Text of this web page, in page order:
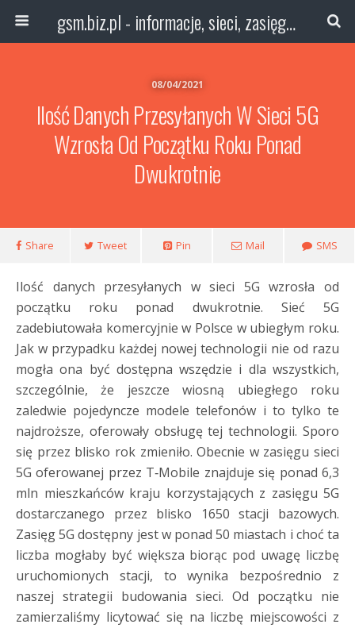
gsm.biz.pl - informacje, sieci, zasięg technologie
08/04/2021
Ilość Danych Przesyłanych W Sieci 5G
Wzrosła Od Początku Roku Ponad
Dwukrotnie
Share Tweet Pin Mail SMS
Ilość danych przesyłanych w sieci 5G wzrosła od
początku roku ponad dwukrotnie. Sieć 5G
zadebiutowała komercyjnie w Polsce w ubiegłym roku.
Jak w przypadku każdej nowej technologii nie od razu
mogła ona być dostępna wszędzie i dla wszystkich,
szczególnie, że jeszcze wiosną ubiegłego roku
zaledwie pojedyncze modele telefonów i to tylko te
najdroższe, oferowały obsługę tej technologii. Sporo
się przez blisko rok zmieniło. Obecnie w zasięgu sieci
5G oferowanej przez T‑Mobile znajduje się ponad 6,3
mln mieszkańców kraju korzystających z zasięgu 5G
dostarczanego przez blisko 1650 stacji bazowych.
Zasięg 5G dostępny jest w ponad 50 miastach i choć ta
liczba mogłaby być większa biorąc pod uwagę liczbę
uruchomionych stacji, to wynika bezpośrednio z
naszej strategii budowania sieci. Od początku nie
zamierzaliśmy licytować się na liczbę miejscowości z